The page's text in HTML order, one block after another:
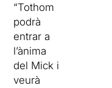
“Tothom
podrà
entrar a
l’ànima
del Mick i
veurà